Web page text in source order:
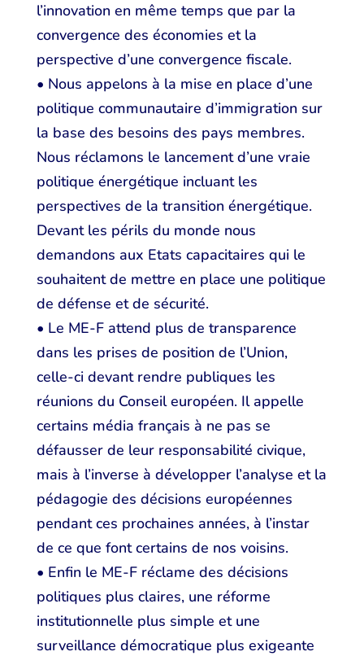
l’innovation en même temps que par la
convergence des économies et la
perspective d’une convergence fiscale.
• Nous appelons à la mise en place d’une
politique communautaire d’immigration sur
la base des besoins des pays membres.
Nous réclamons le lancement d’une vraie
politique énergétique incluant les
perspectives de la transition énergétique.
Devant les périls du monde nous
demandons aux Etats capacitaires qui le
souhaitent de mettre en place une politique
de défense et de sécurité.
• Le ME-F attend plus de transparence
dans les prises de position de l’Union,
celle-ci devant rendre publiques les
réunions du Conseil européen. Il appelle
certains média français à ne pas se
défausser de leur responsabilité civique,
mais à l’inverse à développer l’analyse et la
pédagogie des décisions européennes
pendant ces prochaines années, à l’instar
de ce que font certains de nos voisins.
• Enfin le ME-F réclame des décisions
politiques plus claires, une réforme
institutionnelle plus simple et une
surveillance démocratique plus exigeante